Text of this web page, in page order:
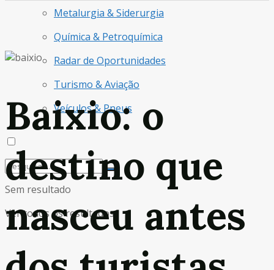
Metalurgia & Siderurgia
Química & Petroquímica
Radar de Oportunidades
Turismo & Aviação
Veículos & Pneus
Sem resultado
Ver todos os resultados
Baixio: o
destino que
nasceu antes